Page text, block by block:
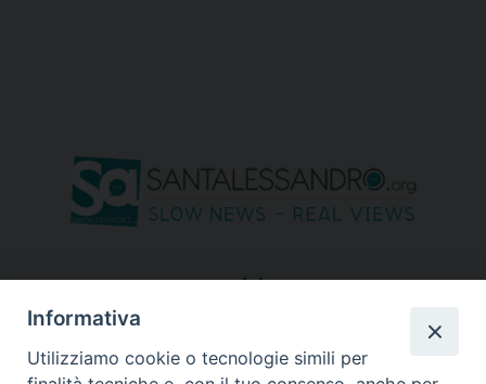
seguici su
Informativa
Utilizziamo cookie o tecnologie simili per